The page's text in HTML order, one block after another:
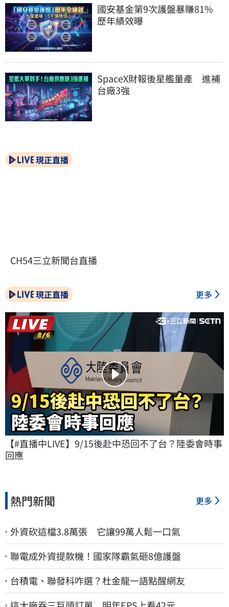
國安基金第9次護盤暴賺81%
歷年績效曝
SpaceX財報後星艦量產　進補
台廠3強
現正直播
CH54三立新聞台直播
現正直播 更多
【#直播中LIVE】9/15後赴中恐回不了台？陸委會時事
回應
熱門新聞 更多
外資砍這檔3.8萬張 它讓99萬人鬆一口氣
聯電成外資提款機！國家隊霸氣砸8億護盤
台積電、聯發科咋選？杜金龍一語點醒網友